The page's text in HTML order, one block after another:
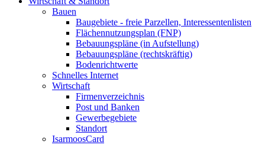
Bauen
Baugebiete - freie Parzellen, Interessentenlisten
Flächennutzungsplan (FNP)
Bebauungspläne (in Aufstellung)
Bebauungspläne (rechtskräftig)
Bodenrichtwerte
Schnelles Internet
Wirtschaft
Firmenverzeichnis
Post und Banken
Gewerbegebiete
Standort
IsarmoosCard